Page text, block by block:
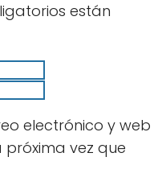
están
electrónico y web
vez que